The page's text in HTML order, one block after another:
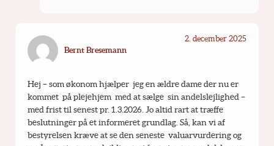
Bernt Bresemann
2. december 2025
Hej – som økonom hjælper  jeg en ældre dame der nu er
kommet  på plejehjem  med at sælge  sin andelslejlighed –
med frist til senest pr. 1.3.2026. Jo altid rart at træffe
beslutninger på et informeret grundlag. Så, kan vi af
bestyrelsen kræve at se den seneste  valuarvurdering og